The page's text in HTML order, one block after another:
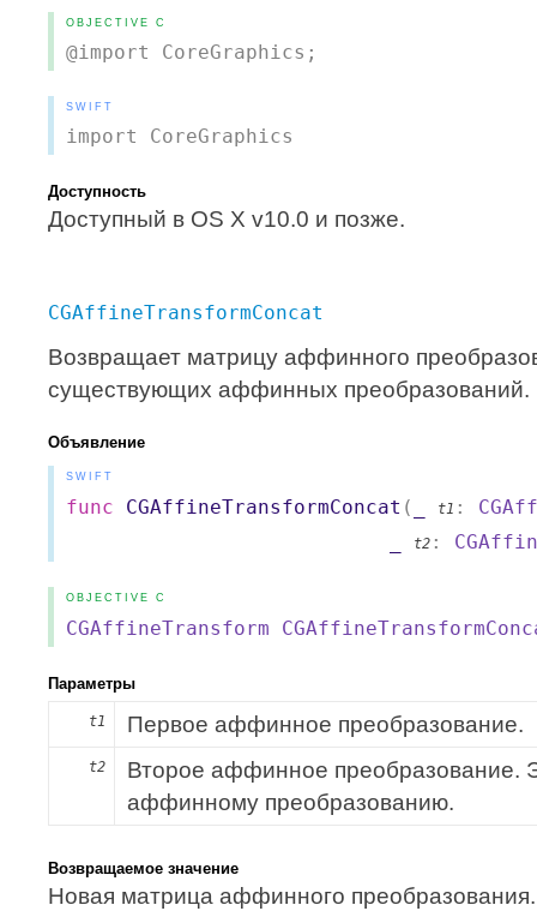
OBJECTIVE C
@import CoreGraphics;
SWIFT
import CoreGraphics
Доступность
Доступный в OS X v10.0 и позже.
CGAffineTransformConcat
Возвращает матрицу аффинного
существующих аффинных преобразований.
Объявление
SWIFT
func CGAffineTransformConcat ( t1 :
t2 :
OBJECTIVE C
CGAffineTransform
Параметры
t1 Первое аффинное преобразование.
t2
Второе аффинное преобразование.
аффинному преобразованию.
Возвращаемое значение
Новая матрица аффинного преобразования.